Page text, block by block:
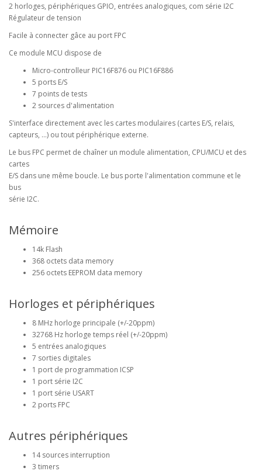
2 horloges, périphériques GPIO, entrées analogiques, com série I2C
Régulateur de tension
Facile à connecter gâce au port FPC
Ce module MCU dispose de
Micro-controlleur PIC16F876 ou PIC16F886
5 ports E/S
7 points de tests
2 sources d'alimentation
S'interface directement avec les cartes modulaires (cartes E/S, relais,
capteurs, ...) ou tout périphérique externe.
Le bus FPC permet de chaîner un module alimentation, CPU/MCU et des
cartes
E/S dans une même boucle. Le bus porte l'alimentation commune et le
bus
série I2C.
Mémoire
14k Flash
368 octets data memory
256 octets EEPROM data memory
Horloges et périphériques
8 MHz horloge principale (+/-20ppm)
32768 Hz horloge temps réel (+/-20ppm)
5 entrées analogiques
7 sorties digitales
1 port de programmation ICSP
1 port série I2C
1 port série USART
2 ports FPC
Autres périphériques
14 sources interruption
3 timers